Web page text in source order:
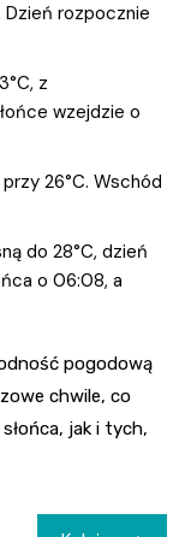
rozpocznie
z
wzejdzie o
26°C. Wschód
do 28°C, dzień
o 06:08, a
pogodową
chwile, co
jak i tych,